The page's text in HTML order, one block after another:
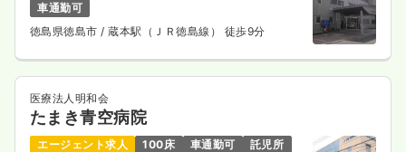
車通勤可
徳島県徳島市/ 蔵本駅（ＪＲ徳島線） 徒歩9分
医療法人明和会
たまき青空病院
エージェント求人 100床 車通勤可
託児所